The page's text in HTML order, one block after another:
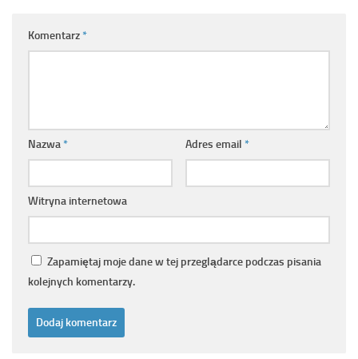
Komentarz*
Nazwa* Adres email *
Witryna internetowa
Zapamiętaj moje dane w tej przeglądarce podczas pisania
kolejnych komentarzy.